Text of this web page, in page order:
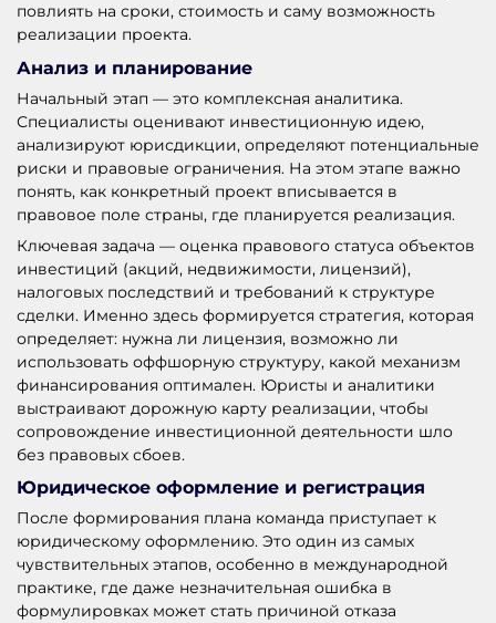
повлиять на сроки, стоимость и саму возможность
реализации проекта.
Анализ и планирование
Начальный этап — это комплексная аналитика.
Специалисты оценивают инвестиционную идею,
анализируют юрисдикции, определяют потенциальные
риски и правовые ограничения. На этом этапе важно
понять, как конкретный проект вписывается в
правовое поле страны, где планируется реализация.
Ключевая задача — оценка правового статуса объектов
инвестиций (акций, недвижимости, лицензий),
налоговых последствий и требований к структуре
сделки. Именно здесь формируется стратегия, которая
определяет: нужна ли лицензия, возможно ли
использовать оффшорную структуру, какой механизм
финансирования оптимален. Юристы и аналитики
выстраивают дорожную карту реализации, чтобы
сопровождение инвестиционной деятельности шло
без правовых сбоев.
Юридическое оформление и регистрация
После формирования плана команда приступает к
юридическому оформлению. Это один из самых
чувствительных этапов, особенно в международной
практике, где даже незначительная ошибка в
формулировках может стать причиной отказа